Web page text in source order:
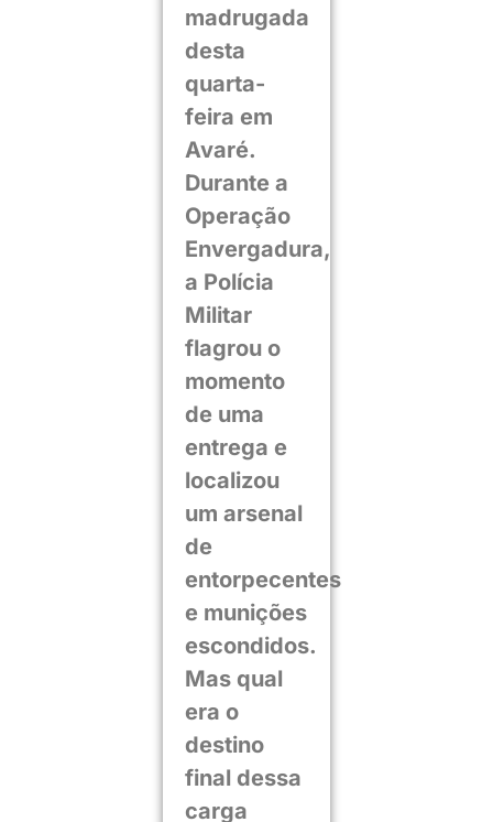
madrugada
desta
quarta-
feira em
Avaré.
Durante a
Operação
Envergadura,
a Polícia
Militar
flagrou o
momento
de uma
entrega e
localizou
um arsenal
de
entorpecentes
e munições
escondidos.
Mas qual
era o
destino
final dessa
carga